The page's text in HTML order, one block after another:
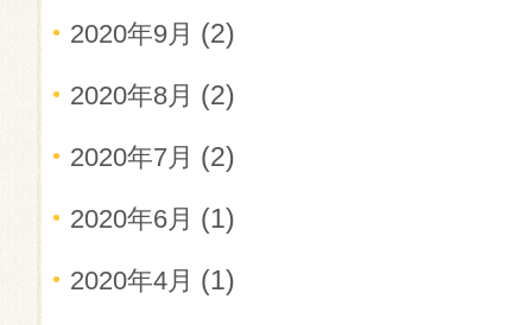
2020年9月 (2)
2020年8月 (2)
2020年7月 (2)
2020年6月 (1)
2020年4月 (1)